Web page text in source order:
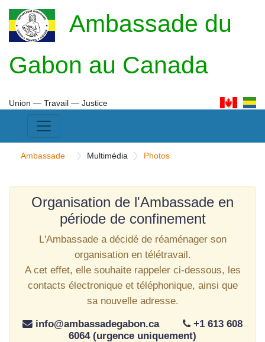
Ambassade du
Gabon au Canada
Union ― Travail ― Justice
Ambassade Multimédia Photos
Organisation de l'Ambassade en
période de confinement
L'Ambassade a décidé de réaménager son
organisation en télétravail.
A cet effet, elle souhaite rappeler ci-dessous, les
contacts électronique et téléphonique, ainsi que
sa nouvelle adresse.
info@ambassadegabon.ca
+1 613 608
6064 (urgence uniquement)